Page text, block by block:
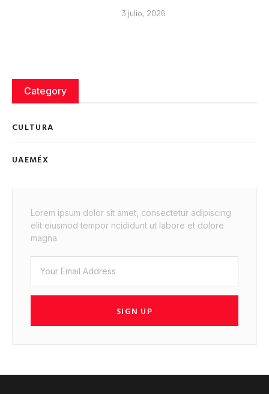
3 julio, 2026
Category
CULTURA
UAEMÉX
Lorem ipsum dolor sit amet, consectetur adipiscing
elit eiusmod tempor ncididunt ut labore et dolore
magna
SIGN UP